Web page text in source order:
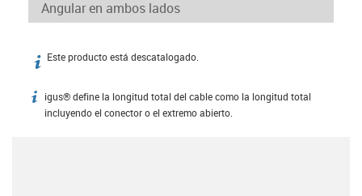
igus-icon-info
Este producto está descatalogado.
igus-icon-info
igus® define la longitud total del cable como la longitud total
incluyendo el conector o el extremo abierto.